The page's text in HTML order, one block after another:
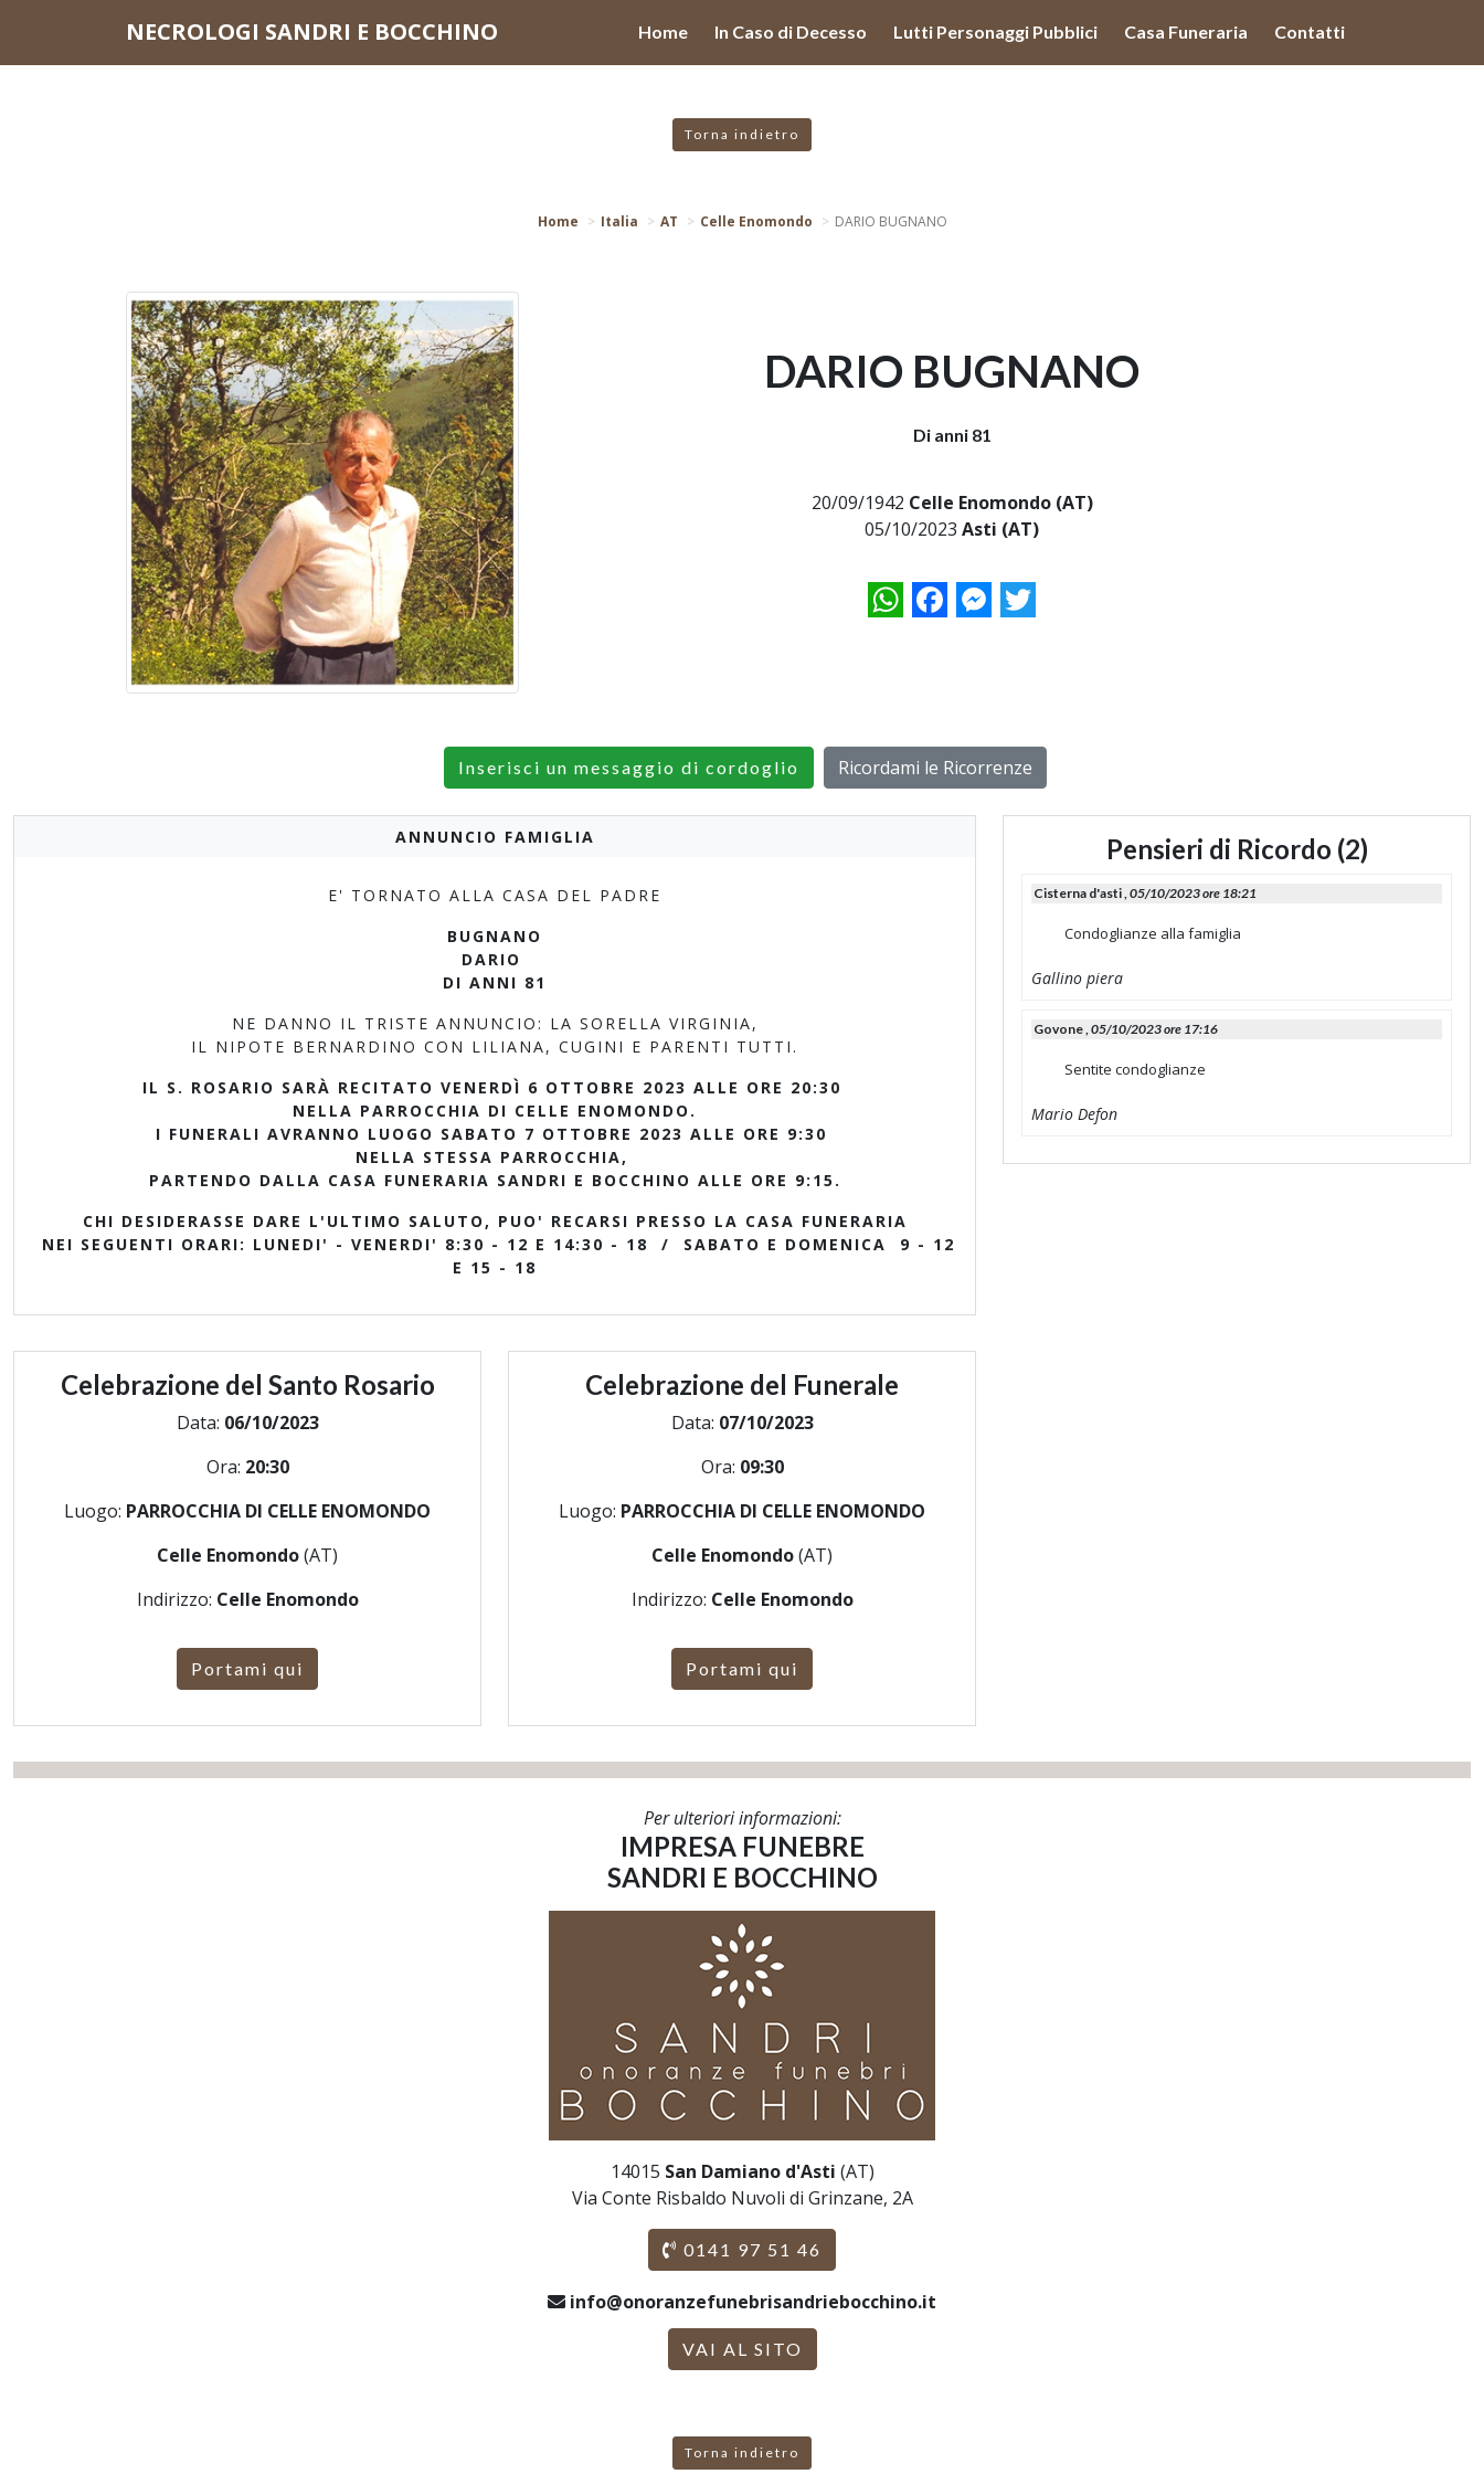
NECROLOGI SANDRI E BOCCHINO Home In Caso di Decesso Lutti Personaggi Pubblici Casa Funeraria Contatti
Torna indietro
Home Italia AT Celle Enomondo DARIO BUGNANO
DARIO BUGNANO
Di anni 81
20/09/1942 Celle Enomondo (AT)
05/10/2023 Asti (AT)
WhatsAppFacebookMessenger
Twitter
Inserisci un messaggio di cordoglio Ricordami le Ricorrenze
ANNUNCIO FAMIGLIA
E' TORNATO ALLA CASA DEL PADRE
BUGNANO
DARIO
DI ANNI 81
NE DANNO IL TRISTE ANNUNCIO: LA SORELLA VIRGINIA,
IL NIPOTE BERNARDINO CON LILIANA, CUGINI E PARENTI TUTTI.
IL S. ROSARIO SARÀ RECITATO VENERDÌ 6 OTTOBRE 2023 ALLE ORE 20:30
NELLA PARROCCHIA DI CELLE ENOMONDO.
I FUNERALI AVRANNO LUOGO SABATO 7 OTTOBRE 2023 ALLE ORE 9:30
NELLA STESSA PARROCCHIA,
PARTENDO DALLA CASA FUNERARIA SANDRI E BOCCHINO ALLE ORE 9:15.
CHI DESIDERASSE DARE L'ULTIMO SALUTO, PUO' RECARSI PRESSO LA CASA FUNERARIA
NEI SEGUENTI ORARI: LUNEDI' - VENERDI' 8:30 - 12 E 14:30 - 18 / SABATO E DOMENICA 9 - 12
E 15 - 18
Celebrazione del Santo Rosario
Data: 06/10/2023
Ora: 20:30
Luogo: PARROCCHIA DI CELLE ENOMONDO
Celle Enomondo(AT)
Indirizzo: Celle Enomondo
Portami qui
Celebrazione del Funerale
Data: 07/10/2023
Ora: 09:30
Luogo: PARROCCHIA DI CELLE ENOMONDO
Celle Enomondo(AT)
Indirizzo: Celle Enomondo
Portami qui
Pensieri di Ricordo (2)
Cisterna d'asti , 05/10/2023 ore 18:21
Condoglianze alla famiglia
Gallino piera
Govone , 05/10/2023 ore 17:16
Sentite condoglianze
Mario Defon
Per ulteriori informazioni:
IMPRESA FUNEBRE
SANDRI E BOCCHINO
14015 San Damiano d'Asti (AT)
Via Conte Risbaldo Nuvoli di Grinzane, 2A
0141 97 51 46
info@onoranzefunebrisandriebocchino.it
VAI AL SITO
Torna indietro
scorrendo questa pagina, cliccando su un link o proseguendo la navigazione in altra maniera, acconsenti all'uso dei cookie.
Ulteriori informazioni